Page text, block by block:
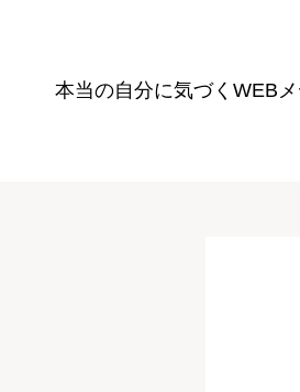
本当の自分に気づく WEB